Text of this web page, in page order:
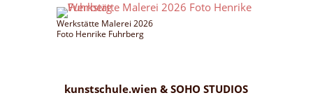
Werkstätte Malerei 2026
Foto Henrike Fuhrberg
kunstschule.wien &SOHO STUDIOS